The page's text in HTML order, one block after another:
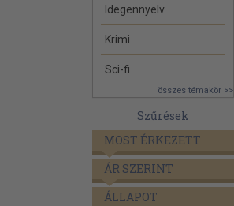
Idegennyelv
Krimi
Sci-fi
összes témakör >>
Szűrések
MOST ÉRKEZETT
ÁR SZERINT
ÁLLAPOT